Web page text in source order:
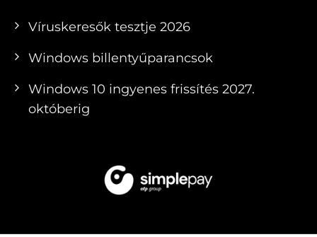
Víruskeresők tesztje 2026
Windows billentyűparancsok
Windows 10 ingyenes frissítés 2027.
októberig